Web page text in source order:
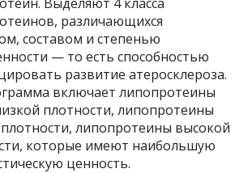
различающихся
составом и степенью
— то есть способностью
развитие атеросклероза.
включает липопротеины
плотности, липопротеины
липопротеины высокой
которые имеют наибольшую
ценность.